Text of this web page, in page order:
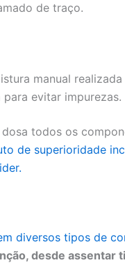
de traço.
manual
evitar impurezas.
todos os
de superioridade
diversos tipos de
desde assentar